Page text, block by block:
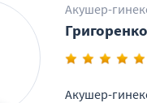
кисты' шейки
Сургитрон)
Акушер-
Акушер-